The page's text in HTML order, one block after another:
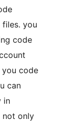
you
code
code
can
in
not only